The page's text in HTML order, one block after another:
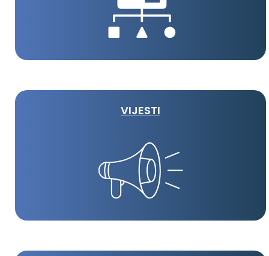
VIJESTI